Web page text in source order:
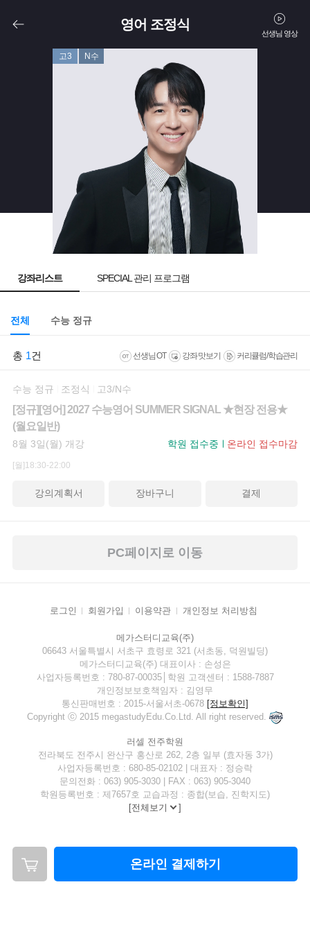
영어 조정식
선생님 영상
고3 N수
강좌리스트 SPECIAL 관리 프로그램
전체 수능 정규
총 1건 선생님 OT 강좌 맛보기 커리큘럼/학습관리
수능 정규 조정식 고3/N수
[정규][영어] 2027 수능영어 SUMMER SIGNAL ★현장 전용★
(월요일반)
8월 3일(월) 개강 학원 접수중 온라인 접수마감
[월]18:30-22:00
강의계획서 장바구니 결제
PC페이지로 이동
로그인 회원가입 이용약관 개인정보 처리방침
메가스터디교육(주)
06643 서울특별시 서초구 효령로 321 (서초동, 덕원빌딩)
메가스터디교육(주) 대표이사 : 손성은
사업자등록번호 : 780-87-00035│학원 고객센터 : 1588-7887
개인정보보호책임자 : 김영무
통신판매번호 : 2015-서울서초-0678 [정보확인]
Copyright ⓒ 2015 megastudyEdu.Co.Ltd. All right reserved.
러셀 전주학원
전라북도 전주시 완산구 홍산로 262, 2층 일부 (효자동 3가)
사업자등록번호 : 680-85-02102 | 대표자 : 정승락
문의전화 : 063) 905-3030 | FAX : 063) 905-3040
학원등록번호 : 제7657호 교습과정 : 종합(보습, 진학지도)
[전체보기 ]
온라인 결제하기